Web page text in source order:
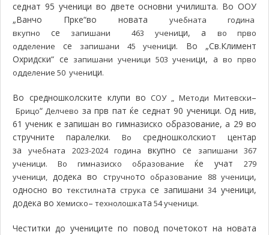
седнат 95 ученици во двете основни училишта. Во ООУ
„Ванчо Прке“во новата учебната година
вкупно се запишани 463 ученици, а во прво
одделение се запишани 45 ученици. Во „Св.Климент
Охридски“ се запишани ученици 503 ученици, аво прво
одделение 50 ученици.
Во средношколските клупи воСОУ „ Методи Митевски–
Брицо“Делчево за прв пат ќе седнат 90 ученици. Од нив,
61 ученик е запишан во гимназиско образование, а 29 во
стручните паралелки.
Во средношколскиот центар
заучебната 2023-2024 година вкупно се запишани 367
ученици. Во гимназиско образование ќе учат 279
ученици, додека во стручното образование 88 ученици,
односно вотекстилната струка се запишани34ученици,
додека во хемиско– технолошката 54 ученици.
Честитки до учениците по повод почетокот на новата